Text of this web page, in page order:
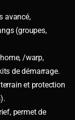
avancé,
(groupes,
/warp,
de démarrage.
et protection
permet de